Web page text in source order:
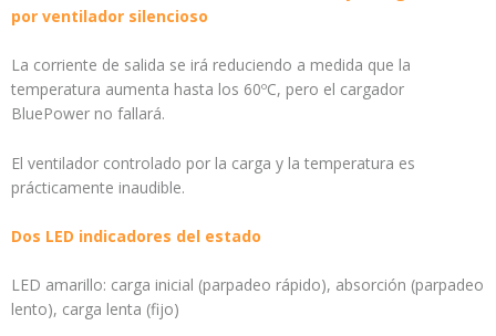
por ventilador silencioso
La corriente de salida se irá reduciendo a medida que la
temperatura aumenta hasta los 60ºC, pero el cargador
BluePower no fallará.
El ventilador controlado por la carga y la temperatura es
prácticamente inaudible.
Dos LED indicadores del estado
LED amarillo: carga inicial (parpadeo rápido), absorción (parpadeo
lento), carga lenta (fijo)